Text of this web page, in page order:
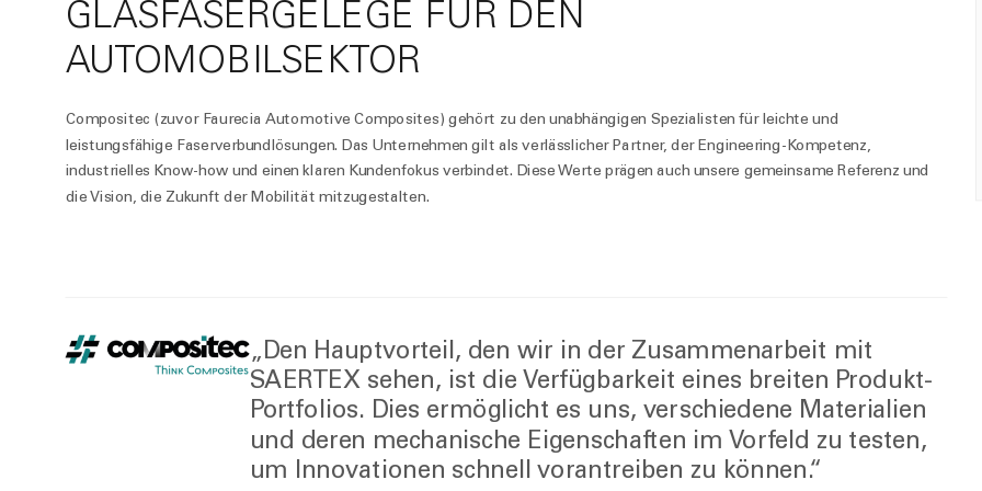
GLASFASERGELEGE FÜR DEN
AUTOMOBILSEKTOR
Compositec (zuvor Faurecia Automotive Composites) gehört zu den unabhängigen Spezialisten für leichte und
leistungsfähige Faserverbundlösungen. Das Unternehmen gilt als verlässlicher Partner, der Engineering-Kompetenz,
industrielles Know-how und einen klaren Kundenfokus verbindet. Diese Werte prägen auch unsere gemeinsame Referenz und
die Vision, die Zukunft der Mobilität mitzugestalten.
„Den Hauptvorteil, den wir in der Zusammenarbeit mit
SAERTEX sehen, ist die Verfügbarkeit eines breiten Produkt-
Portfolios. Dies ermöglicht es uns, verschiedene Materialien
und deren mechanische Eigenschaften im Vorfeld zu testen,
um Innovationen schnell vorantreiben zu können.“